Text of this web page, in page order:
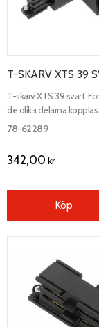
T-SKARV XTS 39
T-skarv XTS 39 svart.
de olika delarna
kopplingsschema.
78-62289
342,00 kr
Köp